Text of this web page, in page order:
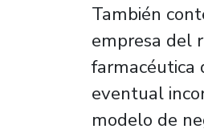
También
empresa del
farmacéutica
eventual
modelo de